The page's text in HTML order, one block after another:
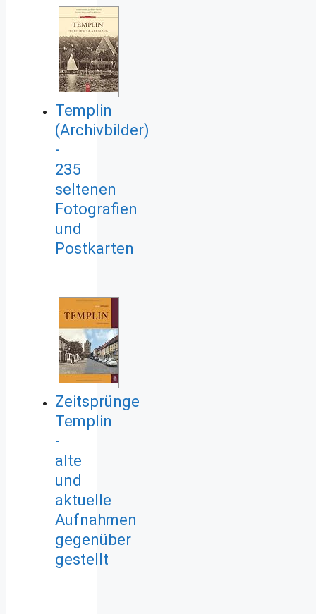
Templin
(Archivbilder)
-
235
seltenen
Fotografien
und
Postkarten
Zeitsprünge
Templin
-
alte
und
aktuelle
Aufnahmen
gegenüber
gestellt